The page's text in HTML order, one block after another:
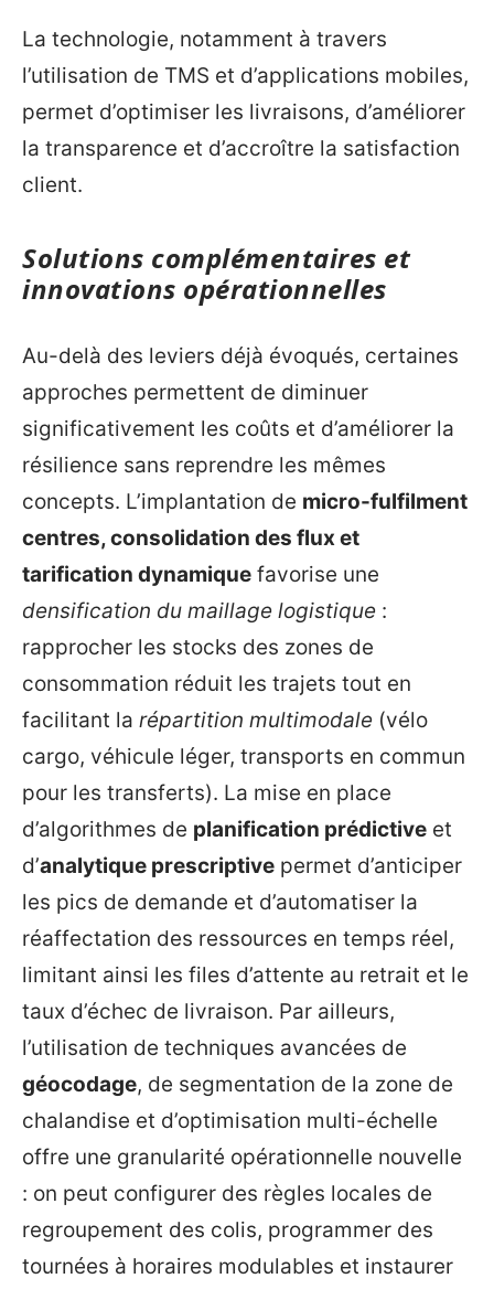
La technologie, notamment à travers
l’utilisation de TMS et d’applications mobiles,
permet d’optimiser les livraisons, d’améliorer
la transparence et d’accroître la satisfaction
client.
Solutions complémentaires et
innovations opérationnelles
Au-delà des leviers déjà évoqués, certaines
approches permettent de diminuer
significativement les coûts et d’améliorer la
résilience sans reprendre les mêmes
concepts. L’implantation de micro-fulfilment
centres, consolidation des flux et
tarification dynamique favorise une
densification du maillage logistique :
rapprocher les stocks des zones de
consommation réduit les trajets tout en
facilitant la répartition multimodale (vélo
cargo, véhicule léger, transports en commun
pour les transferts). La mise en place
d’algorithmes de planification prédictive et
d’analytique prescriptive permet d’anticiper
les pics de demande et d’automatiser la
réaffectation des ressources en temps réel,
limitant ainsi les files d’attente au retrait et le
taux d’échec de livraison. Par ailleurs,
l’utilisation de techniques avancées de
géocodage, de segmentation de la zone de
chalandise et d’optimisation multi-échelle
offre une granularité opérationnelle nouvelle
: on peut configurer des règles locales de
regroupement des colis, programmer des
tournées à horaires modulables et instaurer